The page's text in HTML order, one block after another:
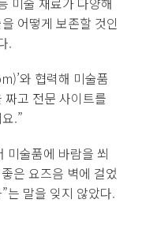
어떻게 보존할 것인
.
와 협력해 미술품
고 전문 사이트를
.”
미술품에 바람을 쐬
은 요즈음 벽에 걸었
는 말을 잊지 않았다.